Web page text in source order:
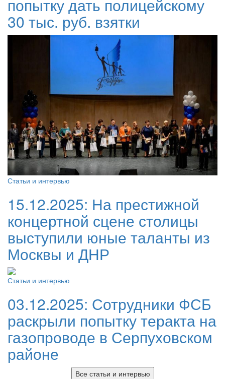
попытку дать полицейскому
30 тыс. руб. взятки
Статьи и интервью
15.12.2025: На престижной
концертной сцене столицы
выступили юные таланты из
Москвы и ДНР
Статьи и интервью
03.12.2025: Сотрудники ФСБ
раскрыли попытку теракта на
газопроводе в Серпуховском
районе
Все статьи и интервью